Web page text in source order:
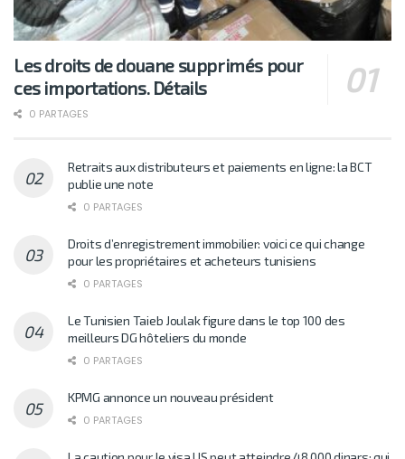
Les droits de douane supprimés pour
ces importations. Détails
0 PARTAGES
Retraits aux distributeurs et paiements en ligne: la BCT
publie une note
0 PARTAGES
Droits d’enregistrement immobilier: voici ce qui change
pour les propriétaires et acheteurs tunisiens
0 PARTAGES
Le Tunisien Taieb Joulak figure dans le top 100 des
meilleurs DG hôteliers du monde
0 PARTAGES
KPMG annonce un nouveau président
0 PARTAGES